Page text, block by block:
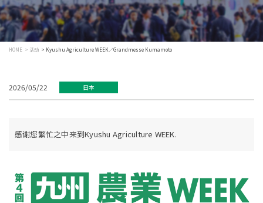
HOME 活动 Kyushu Agriculture WEEK／Grandmesse Kumamoto
2026/05/22 日本
感谢您繁忙之中来到Kyushu Agriculture WEEK.